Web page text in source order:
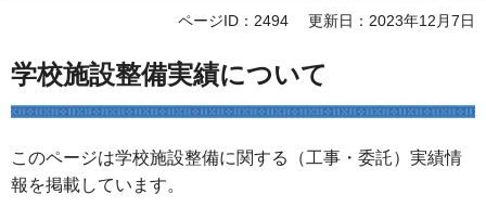
ページID：2494 更新日：2023年12月7日
学校施設整備実績について
このページは学校施設整備に関する（工事・委託）実績情
報を掲載しています。